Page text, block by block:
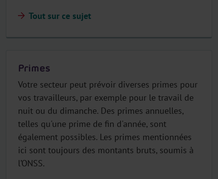
Tout sur ce sujet
Primes
Votre secteur peut prévoir diverses primes pour
vos travailleurs, par exemple pour le travail de
nuit ou du dimanche. Des primes annuelles,
telles qu'une prime de fin d'année, sont
également possibles. Les primes mentionnées
ici sont toujours des montants bruts, soumis à
l’ONSS.